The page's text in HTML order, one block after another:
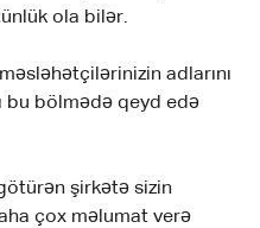
ola bilər.
adlarını
bu bölmədə qeyd edə
şirkətə sizin
çox məlumat verə